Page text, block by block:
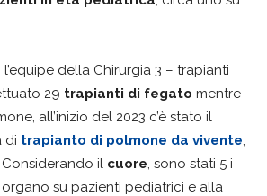
della Chirurgia 3 – trapianti
29 trapianti di fegato mentre
all’inizio del 2023 c’è stato il
di trapianto di polmone da vivente,
il cuore, sono stati 5 i
su pazienti pediatrici e alla